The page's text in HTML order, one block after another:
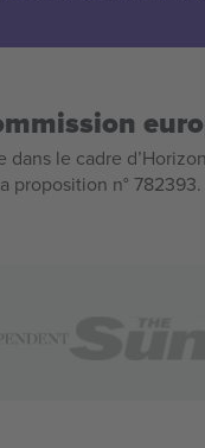
le cadre
proposition n° 782393.